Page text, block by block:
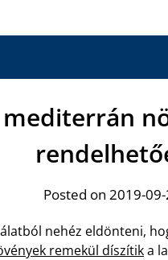
Posted on 2019-
nehéz eldönteni,
remekül díszítika